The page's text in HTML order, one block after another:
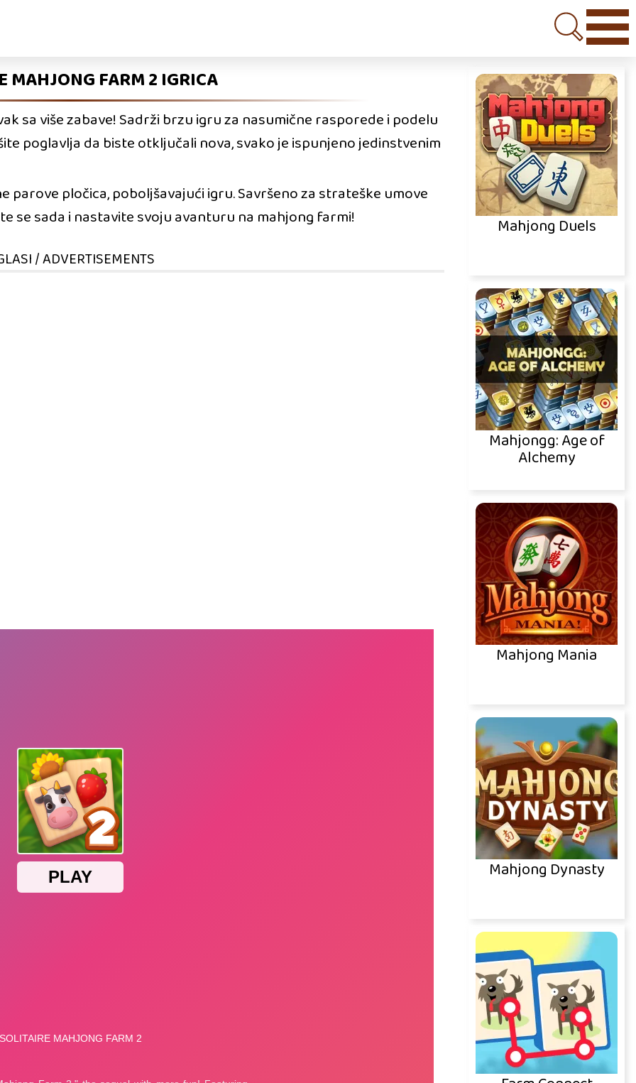
MAHJONG FARM 2 IGRICA
sa više zabave! Sadrži brzu igru za nasumične rasporede i podelu
poglavlja da biste otključali nova, svako je ispunjeno jedinstvenim
parove pločica, poboljšavajući igru. Savršeno za strateške umove
se sada i nastavite svoju avanturu na mahjong farmi!
/ ADVERTISEMENTS
Mahjong Duels
Mahjongg: Age of
Alchemy
Mahjong Mania
Mahjong Dynasty